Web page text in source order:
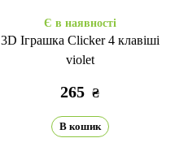
Є в наявності
3D Іграшка Clicker 4 клавіші
violet
265 ₴
В кошик